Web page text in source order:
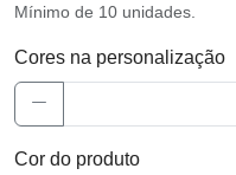
Mínimo de 10 unidades.
Cores na personalização
Cor do produto